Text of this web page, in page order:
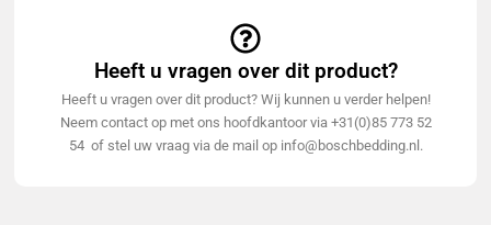
Heeft u vragen over dit product?
Heeft u vragen over dit product? Wij kunnen u verder helpen!
Neem contact op met ons hoofdkantoor via +31(0)85 773 52
54 of stel uw vraag via de mail op info@boschbedding.nl.